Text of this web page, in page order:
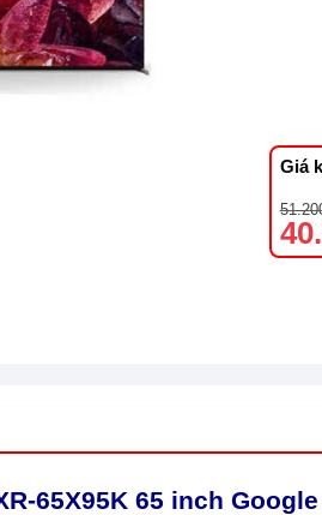
Giá
Giá
gốc
là:
Giá
hiện
tại
là:
65X95K 65 inch Google